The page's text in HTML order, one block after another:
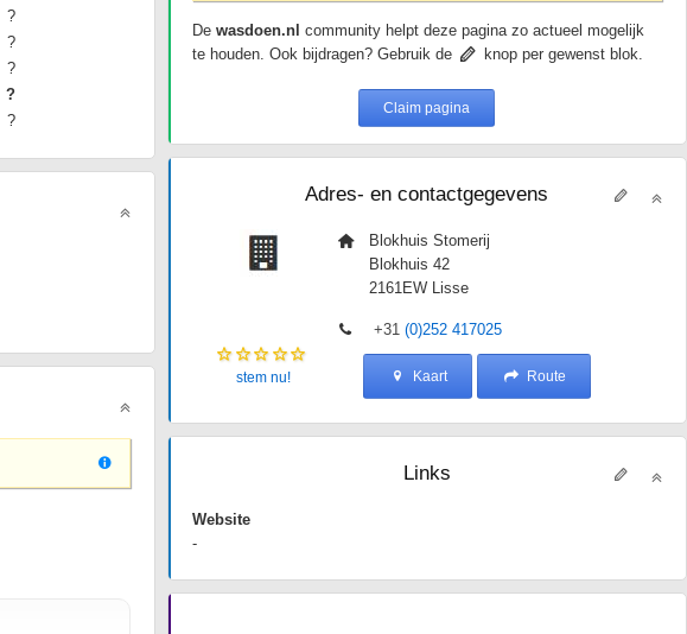
?
?
?
?
?
De wasdoen.nl community helpt deze pagina zo actueel mogelijk
te houden. Ook bijdragen? Gebruik de
knop per gewenst blok.
Claim pagina
Adres- en contactgegevens
Blokhuis Stomerij
Blokhuis 42
2161EW Lisse
+31(0)252 417025
stem nu! Kaart Route
Links
Website
-